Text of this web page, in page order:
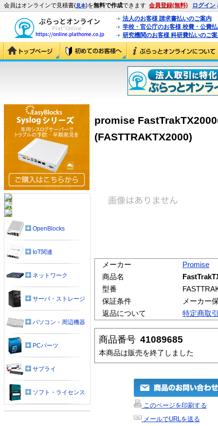
会員はオンラインで見積書(見本)を無料で作成できます 会員登録(無料) ログイン
法人のお客様 請求書払いのご案内
学校・官公庁のお客様 校費・公費
研究機関のお客様 科研費払いのご
promise
(FASTTRAKTX2000)
メーカー
Promise
商品名
型番
保証条件
メーカー
返品について
特定商取
商品番号 41089685
本商品は販売を終了しました
このページを印刷する
メールでURLを送る
OpenBlocks
IoT関連
ネットワーク
サーバ・ストレージ
パソコン・周辺機器
PCパーツ
サプライ
ソフト・ライセンス